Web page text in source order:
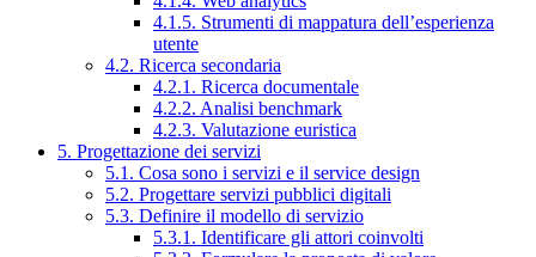
4.1.5. Strumenti di mappatura dell’esperienza
utente
4.2. Ricerca secondaria
4.2.1. Ricerca documentale
4.2.2. Analisi benchmark
4.2.3. Valutazione euristica
5. Progettazione dei servizi
5.1. Cosa sono i servizi e il service design
5.2. Progettare servizi pubblici digitali
5.3. Definire il modello di servizio
5.3.1. Identificare gli attori coinvolti